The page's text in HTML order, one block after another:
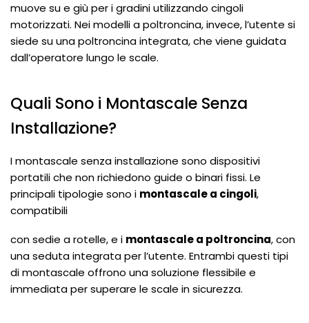
muove su e giù per i gradini utilizzando cingoli
motorizzati. Nei modelli a poltroncina, invece, l’utente si
siede su una poltroncina integrata, che viene guidata
dall’operatore lungo le scale.
Quali Sono i Montascale Senza
Installazione?
I montascale senza installazione sono dispositivi
portatili che non richiedono guide o binari fissi. Le
principali tipologie sono i montascale a cingoli,
compatibili
con sedie a rotelle, e i montascale a poltroncina, con
una seduta integrata per l’utente. Entrambi questi tipi
di montascale offrono una soluzione flessibile e
immediata per superare le scale in sicurezza.